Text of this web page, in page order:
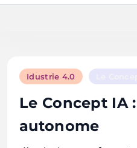
Idustrie 4.0
Le Concept IA
autonome